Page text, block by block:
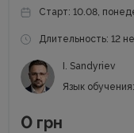
Старт: 10.08,
Длительность: 12
I. Sandyriev
Язык обучения:
0 грн